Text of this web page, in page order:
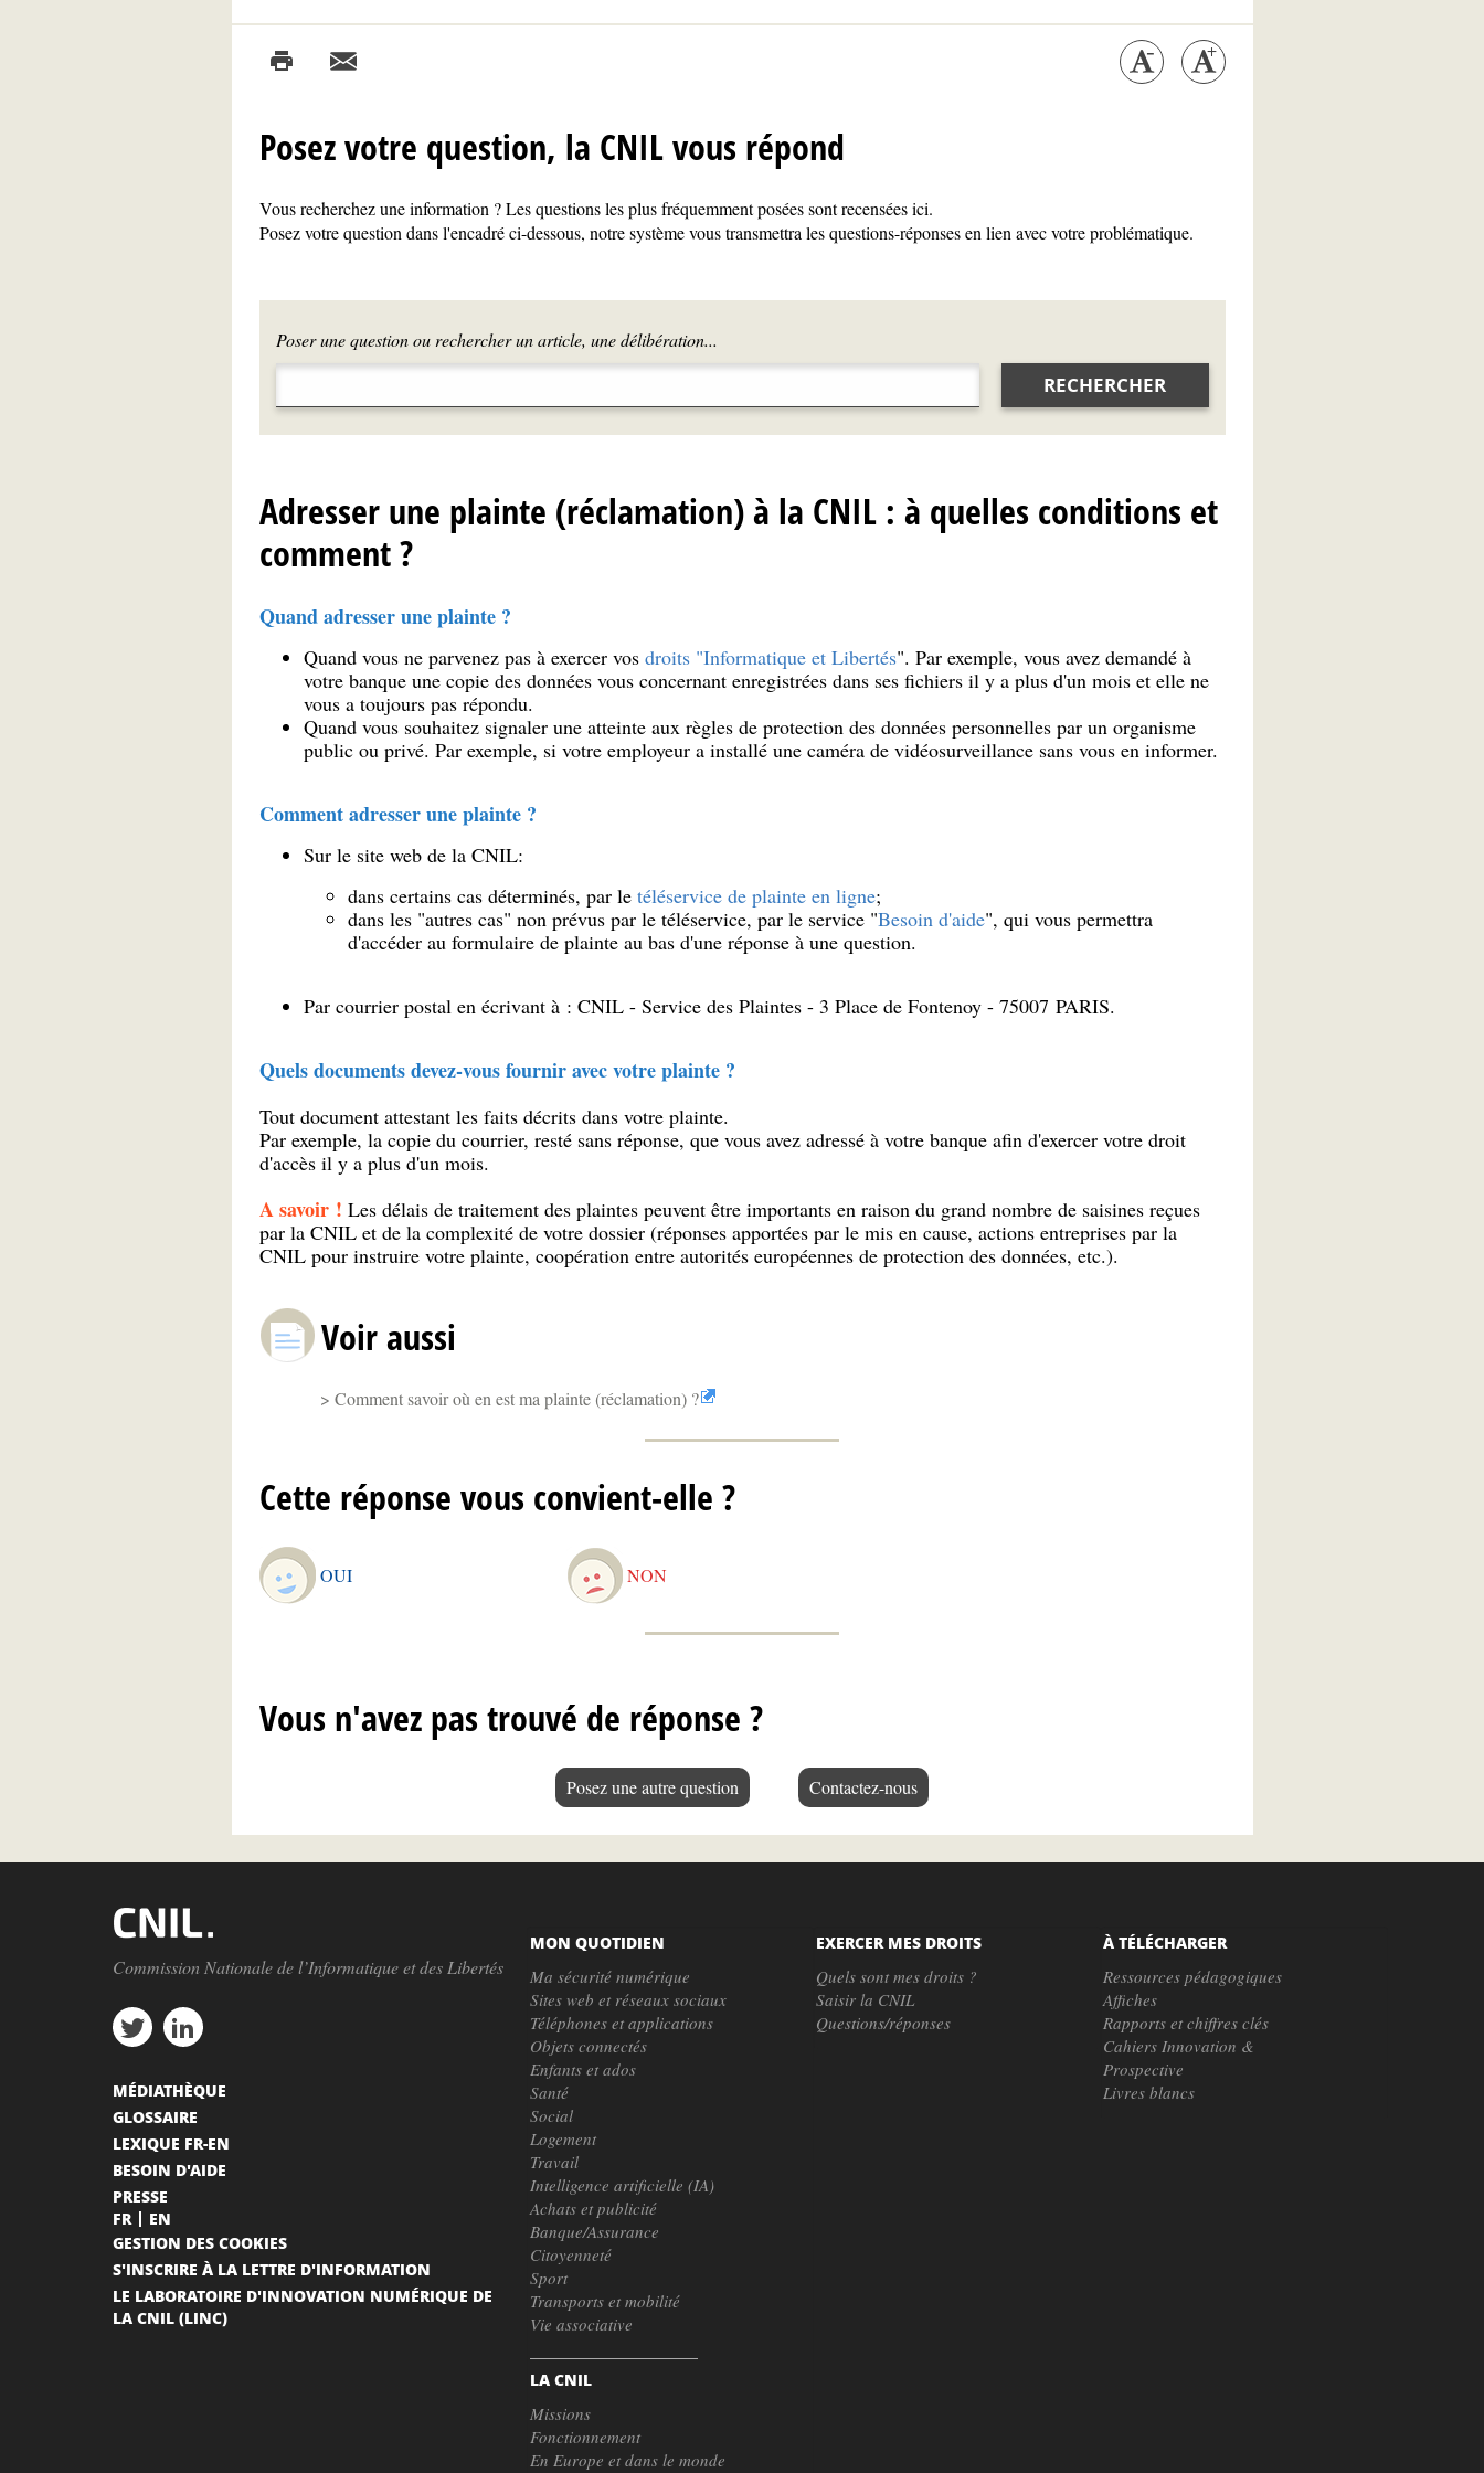
Posez votre question, la CNIL vous répond
Vous recherchez une information ? Les questions les plus fréquemment posées sont recensées ici.
Posez votre question dans l'encadré ci-dessous, notre système vous transmettra les questions-réponses en lien avec votre problématique.
Poser une question ou rechercher un article, une délibération...
RECHERCHER
Adresser une plainte (réclamation) à la CNIL : à quelles conditions et
comment ?
Quand adresser une plainte ?
Quand vous ne parvenez pas à exercer vos droits "Informatique et Libertés". Par exemple, vous avez demandé à
votre banque une copie des données vous concernant enregistrées dans ses fichiers il y a plus d'un mois et elle ne
vous a toujours pas répondu.
Quand vous souhaitez signaler une atteinte aux règles de protection des données personnelles par un organisme
public ou privé. Par exemple, si votre employeur a installé une caméra de vidéosurveillance sans vous en informer.
Comment adresser uneplainte ?
Sur le site web de la CNIL:
dans certains cas déterminés, par le téléservice de plainte en ligne;
dans les "autres cas" non prévus par le téléservice, par le service "Besoin d'aide", qui vous permettra
d'accéder au formulaire de plainte au bas d'une réponse à une question.
Par courrier postal en écrivant à : CNIL - Service des Plaintes - 3 Place de Fontenoy - 75007 PARIS.
Quels documents devez-vous fournir avec votre plainte ?
Tout document attestant les faits décrits dans votre plainte.
Par exemple, la copie du courrier, resté sans réponse, que vous avez adressé à votre banque afin d'exercer votre droit
d'accès il y a plus d'un mois.
A savoir ! Les délais de traitement des plaintes peuvent être importants en raison du grand nombre de saisines reçues
par la CNIL et de la complexité de votre dossier (réponses apportées par le mis en cause, actions entreprises par la
CNIL pour instruire votre plainte, coopération entre autorités européennes de protection des données, etc.).
Voir aussi
Comment savoir où en est ma plainte (réclamation) ?
Cette réponse vous convient-elle ?
OUI NON
Vous n'avez pas trouvé de réponse ?
Posez une autre question Contactez-nous
Commission Nationale de l’Informatique et des Libertés
MON QUOTIDIEN
Ma sécurité numérique
Sites web et réseaux sociaux
Téléphones et applications
Objets connectés
Enfants et ados
Santé
Social
Logement
Travail
Intelligence artificielle (IA)
Achats et publicité
Banque/Assurance
Citoyenneté
Sport
Transports et mobilité
Vie associative
LA CNIL
Missions
Fonctionnement
En Europe et dans le monde
EXERCER MES DROITS
Quels sont mes droits ?
Saisir la CNIL
Questions/réponses
À TÉLÉCHARGER
Ressources pédagogiques
Affiches
Rapports et chiffres clés
Cahiers Innovation &
Prospective
Livres blancs
MÉDIATHÈQUE
GLOSSAIRE
LEXIQUE FR-EN
BESOIN D'AIDE
PRESSE
FR
EN
GESTION DES COOKIES
S'INSCRIRE À LA LETTRE D'INFORMATION
LE LABORATOIRE D'INNOVATION NUMÉRIQUE DE
LA CNIL (LINC)